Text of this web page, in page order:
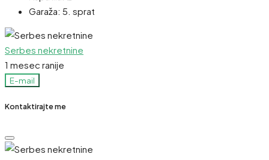
Garaža: 5. sprat
Serbes nekretnine
1 mesec ranije
E-mail
Kontaktirajte me